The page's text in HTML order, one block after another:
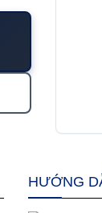
HƯỚNG